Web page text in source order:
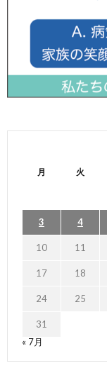
月 火
3 4
10 11
17 18
24 25
31
« 7月